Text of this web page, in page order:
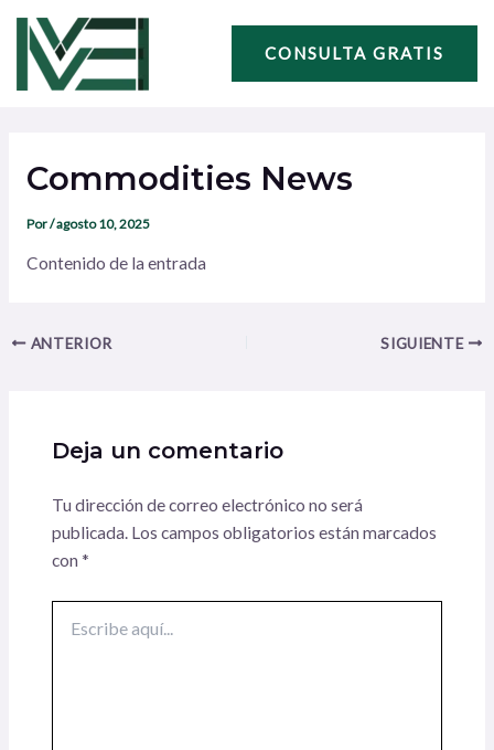
contenido
CONSULTA GRATIS
Commodities News
Por/agosto 10, 2025
Contenido de la entrada
entradas
ANTERIOR SIGUIENTE
Deja un comentario
Tu dirección de correo electrónico no será
publicada. Los campos obligatorios están marcados
con *
aquí...